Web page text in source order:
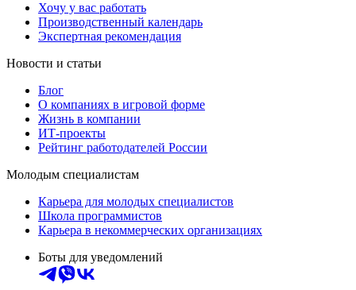
Хочу у вас работать
Производственный календарь
Экспертная рекомендация
Новости и статьи
Блог
О компаниях в игровой форме
Жизнь в компании
ИТ-проекты
Рейтинг работодателей России
Молодым специалистам
Карьера для молодых специалистов
Школа программистов
Карьера в некоммерческих организациях
Боты для уведомлений